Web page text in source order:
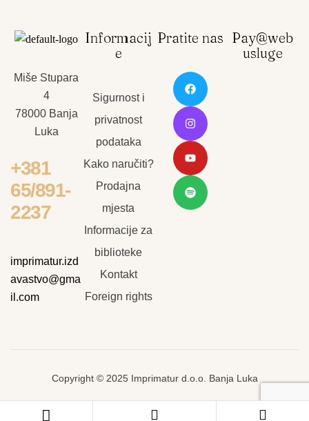
Miše Stupara
4
78000 Banja
Luka
+381
65/891-
2237
imprimatur.izd
avastvo@gma
il.com
Informacij
e
Sigurnost i
privatnost
podataka
Kako naručiti?
Prodajna
mjesta
Informacije za
biblioteke
Kontakt
Foreign rights
Pratite nas Pay@web
usluge
Copyright © 2025 Imprimatur d.o.o. Banja Luka